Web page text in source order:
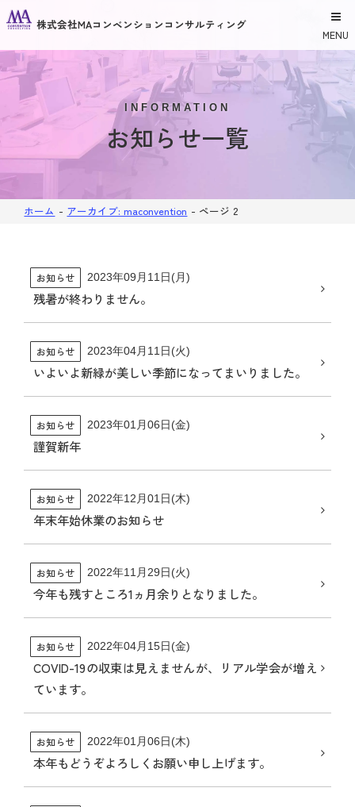
株式会社MAコンベンションコンサルティング
MENU
INFORMATION
お知らせ一覧
ホーム - アーカイブ: maconvention - ページ 2
残暑が終わりません。
お知らせ 2023年09月11日(月)
いよいよ新緑が美しい季節になってまいりました。
お知らせ 2023年04月11日(火)
謹賀新年
お知らせ 2023年01月06日(金)
年末年始休業のお知らせ
お知らせ 2022年12月01日(木)
今年も残すところ1ヵ月余りとなりました。
お知らせ 2022年11月29日(火)
COVID-19の収束は見えませんが、リアル学会が増え
ています。
お知らせ 2022年04月15日(金)
本年もどうぞよろしくお願い申し上げます。
お知らせ 2022年01月06日(木)
HOME
事業内容
お知らせ
会社概要